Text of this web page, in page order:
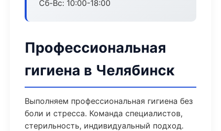
Сб-Вс: 10:00-18:00
Профессиональная
гигиена в Челябинск
Выполняем профессиональная гигиена без
боли и стресса. Команда специалистов,
стерильность, индивидуальный подход.